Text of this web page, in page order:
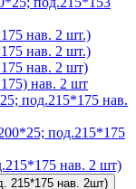
нав. 2 шт.)
нав. 2 шт.)
нав. 2 шт)
нав. 2 шт
под.215*175 нав.
под.215*175
нав. 2 шт)
215*175 нав. 2шт)